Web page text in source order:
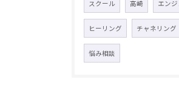
スクール 高崎 エン
ヒーリング チャネリング
悩み相談